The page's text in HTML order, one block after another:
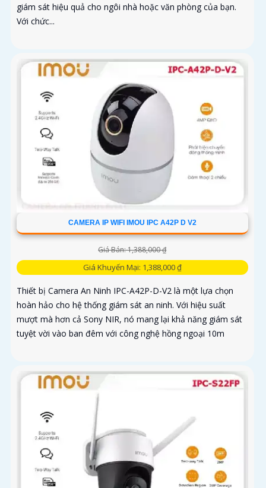
giám sát hiệu quả cho ngôi nhà hoặc văn phòng của bạn.
Với chức...
CAMERA IP WIFI IMOU IPC A42P D V2
Giá Bán: 1,388,000 ₫
Giá Khuyến Mại: 1,388,000 ₫
Thiết bị Camera An Ninh IPC-A42P-D-V2 là một lựa chọn
hoàn hảo cho hệ thống giám sát an ninh. Với hiệu suất
mượt mà hơn cả Sony NIR, nó mang lại khả năng giám sát
tuyệt vời vào ban đêm với công nghệ hồng ngoại 10m